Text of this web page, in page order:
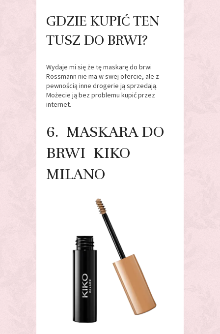
GDZIE KUPIĆ TEN
TUSZ DO BRWI?
Wydaje mi się że tę maskarę do brwi
Rossmann nie ma w swej ofercie, ale z
pewnością inne drogerie ją sprzedają.
Możecie ją bez problemu kupić przez
internet.
6. MASKARA DO
BRWI KIKO
MILANO